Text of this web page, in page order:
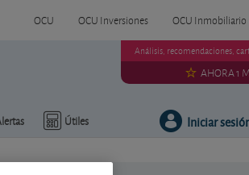
OCU OCU Inversiones OCU Inmobiliario
Útiles
Análisis, recomendaciones,
AHORA 1
Iniciar